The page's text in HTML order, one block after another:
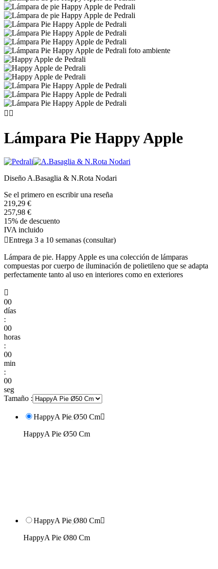
 
Lámpara Pie Happy Apple
Diseño A.Basaglia & N.Rota Nodari
Se el primero en escribir una reseña
219,29 €
257,98 €
15% de descuento
IVA incluido
Entrega 3 a 10 semanas (consultar)
Lámpara de pie. Happy Apple es una colección de lámparas
compuestas por cuerpo de iluminación de polietileno que se adapta
perfectamente tanto al uso en interiores como en exteriores

00
días
:
00
horas
:
00
min
:
00
seg
Tamaño :
HappyA Pie Ø50 Cm
HappyA Pie Ø50 Cm
HappyA Pie Ø80 Cm
HappyA Pie Ø80 Cm